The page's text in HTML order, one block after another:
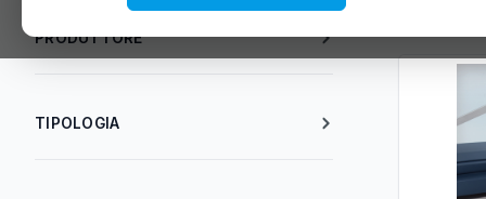
PRODUTTORE
TIPOLOGIA